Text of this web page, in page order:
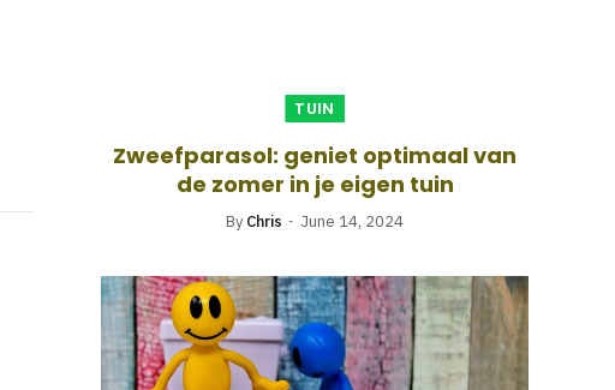
TUIN
Zweefparasol: geniet optimaal van
de zomer in je eigen tuin
By Chris June 14, 2024